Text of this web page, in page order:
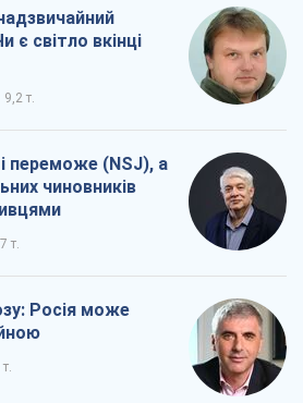
є світло вкінці
9,2 т.
переможе (NSJ), а
чиновників
т.
Росія може